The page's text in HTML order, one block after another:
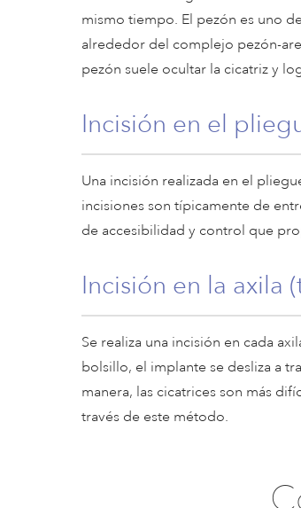
mismo tiempo. El pezón es uno
alrededor del complejo pezón-
pezón suele ocultar la cicatriz y
Incisión en el
Una incisión realizada en el
incisiones son típicamente de
de accesibilidad y control que
Incisión en la axila
Se realiza una incisión en cada
bolsillo, el implante se desliza a
manera, las cicatrices son más
través de este método.